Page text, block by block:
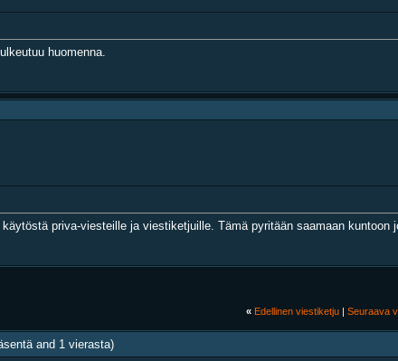
huomenna.
priva-viesteille ja viestiketjuille. Tämä pyritään saamaan
« Edellinen viestiketju| Seuraava
and 1 vierasta)